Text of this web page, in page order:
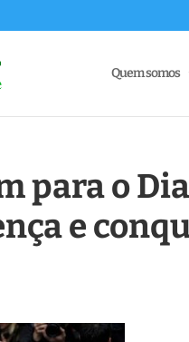
Quem somos
para o
e